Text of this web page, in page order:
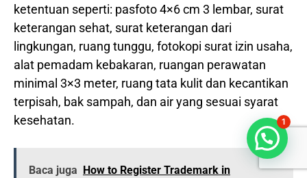
ketentuan seperti: pasfoto 4×6 cm 3 lembar, surat
keterangan sehat, surat keterangan dari
lingkungan, ruang tunggu, fotokopi surat izin usaha,
alat pemadam kebakaran, ruangan perawatan
minimal 3×3 meter, ruang tata kulit dan kecantikan
terpisah, bak sampah, dan air yang sesuai syarat
kesehatan.
Baca juga How to Register Trademark in
1